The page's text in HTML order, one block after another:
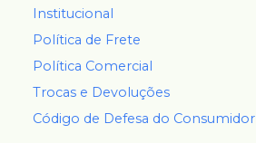
Institucional
Política de Frete
Política Comercial
Trocas e Devoluções
Código de Defesa do Consumidor